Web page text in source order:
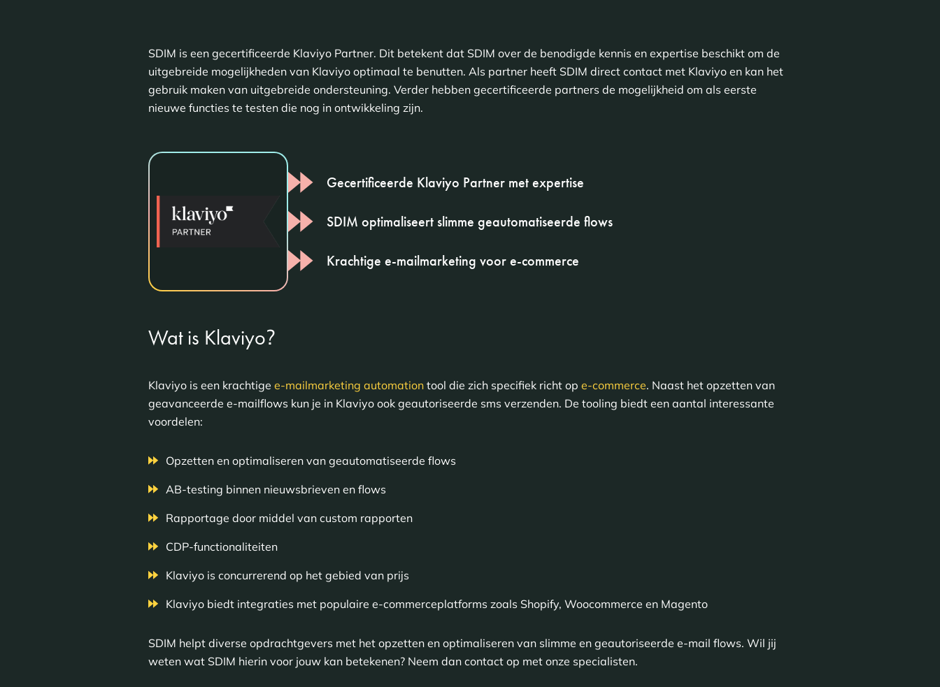
SDIM is een gecertificeerde Klaviyo Partner. Dit betekent dat SDIM over de benodigde kennis en expertise beschikt om de
uitgebreide mogelijkheden van Klaviyo optimaal te benutten. Als partner heeft SDIM direct contact met Klaviyo en kan het
gebruik maken van uitgebreide ondersteuning. Verder hebben gecertificeerde partners de mogelijkheid om als eerste
nieuwe functies te testen die nog in ontwikkeling zijn.
Gecertificeerde Klaviyo Partner met expertise
SDIM optimaliseert slimme geautomatiseerde flows
Krachtige e-mailmarketing voor e-commerce
Wat is Klaviyo?
Klaviyo is een krachtige e-mailmarketing automationtool die zich specifiek richt op e-commerce. Naast het opzetten van
geavanceerde e-mailflows kun je in Klaviyo ook geautoriseerde sms verzenden. De tooling biedt een aantal interessante
voordelen:
Opzetten en optimaliseren van geautomatiseerde flows
AB-testing binnen nieuwsbrieven en flows
Rapportage door middel van custom rapporten
CDP-functionaliteiten
Klaviyo is concurrerend op het gebied van prijs
Klaviyo biedt integraties met populaire e-commerceplatforms zoals Shopify, Woocommerce en Magento
SDIM helpt diverse opdrachtgevers met het opzetten en optimaliseren van slimme en geautoriseerde e-mail flows. Wil jij
weten wat SDIM hierin voor jouw kan betekenen? Neem dan contact op met onze specialisten.